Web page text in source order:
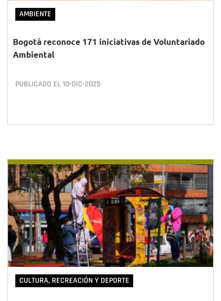
AMBIENTE
Bogotá reconoce 171 iniciativas de Voluntariado
Ambiental
PUBLICADO EL10•DIC•2025
CULTURA, RECREACIÓN Y DEPORTE